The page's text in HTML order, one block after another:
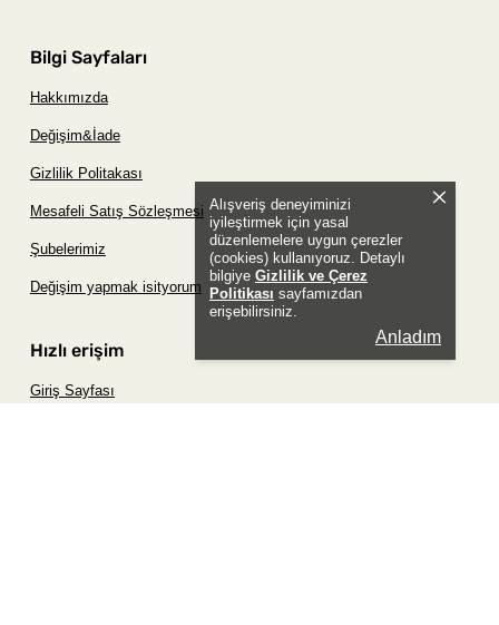
Alışveriş deneyiminizi
iyileştirmek için yasal
düzenlemelere uygun çerezler
(cookies) kullanıyoruz. Detaylı
bilgiye Gizlilik ve Çerez
Politikası sayfamızdan
erişebilirsiniz.
Anladım
Bilgi Sayfaları
Hakkımızda
Değişim&İade
Gizlilik Politakası
Mesafeli Satış Sözleşmesi
Şubelerimiz
Değişim yapmak isityorum
Hızlı erişim
Giriş Sayfası